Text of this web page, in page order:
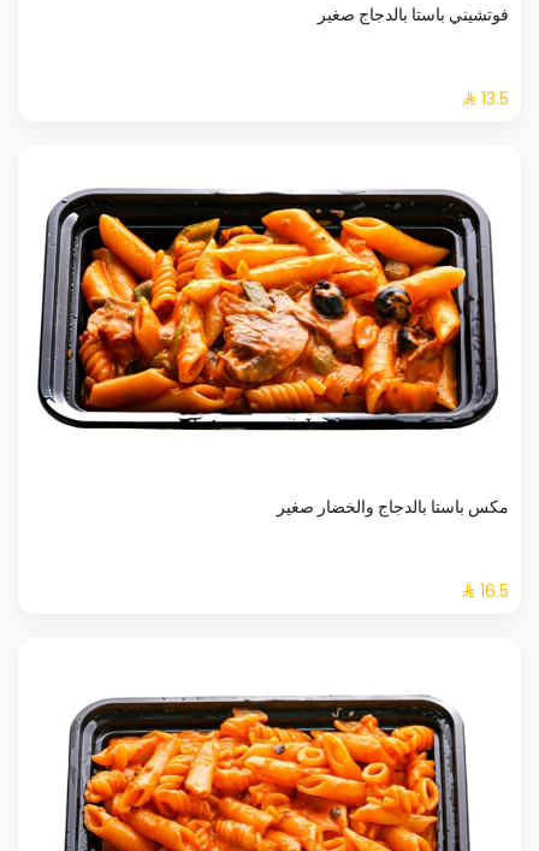
فوتشيني باستا بالدجاج صغير
مكس باستا بالدجاج والخضار صغير